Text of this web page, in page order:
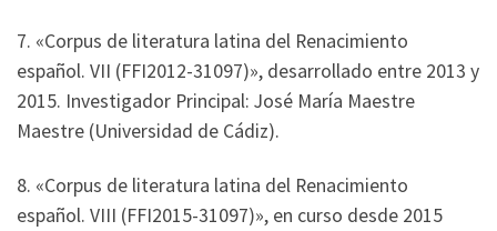
7. «Corpus de literatura latina del Renacimiento
español. VII (FFI2012-31097)», desarrollado entre 2013 y
2015. Investigador Principal: José María Maestre
Maestre (Universidad de Cádiz).
8. «Corpus de literatura latina del Renacimiento
español. VIII (FFI2015-31097)», en curso desde 2015